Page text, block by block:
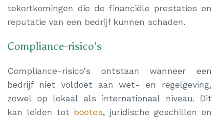
tekortkomingen die de financiële prestaties en
reputatie van een bedrijf kunnen schaden.
Compliance-risico’s
Compliance-risico’s ontstaan wanneer een
bedrijf niet voldoet aan wet- en regelgeving,
zowel op lokaal als internationaal niveau. Dit
kan leiden tot boetes, juridische geschillen en